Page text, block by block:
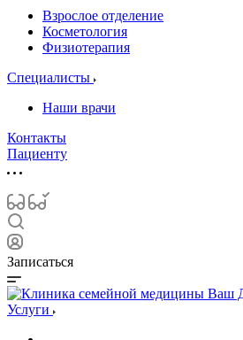
Взрослое отделение
Косметология
Физиотерапия
Специалисты
Наши врачи
Контакты
Пациенту
Записаться
Услуги